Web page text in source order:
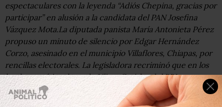
espectaculares con la leyenda “Adiós Chepina, gracias por
participar” en alusión a la candidata del PAN Josefina
Vázquez Mota.La diputada panista María Antonieta Pérez
propuso un minuto de silencio por Edgar Hernández
Corzo, asesinado en el municipio Villaflores, Chiapas, por
rencillas electorales. La legisladora recriminó que en los
hechos esté involucrado Ulises Grajales del PRI que
buscaba gobernar dicho municipio.Debido a la entrada
del huracán Carlota a territorio mexicano, intensas lluvias